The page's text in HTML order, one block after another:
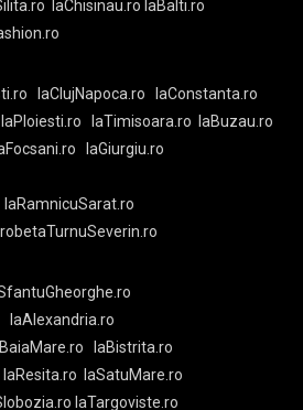
laChisinau.ro laBalti.ro
laClujNapoca.ro
laConstanta.ro
laPloiesti.ro laTimisoara.ro
laBuzau.ro
laGiurgiu.ro
laRamnicuSarat.ro
laAlexandria.ro
laBistrita.ro
laResita.ro
laSatuMare.ro
laTargoviste.ro